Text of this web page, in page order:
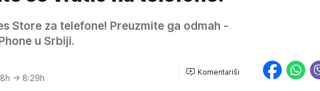
Store za telefone! Preuzmite ga odmah -
u Srbiji.
→ 8:29h
Komentariši